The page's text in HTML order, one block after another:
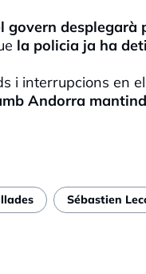
govern desplegarà
la policia ja ha
i interrupcions en
Andorra
Sébastien